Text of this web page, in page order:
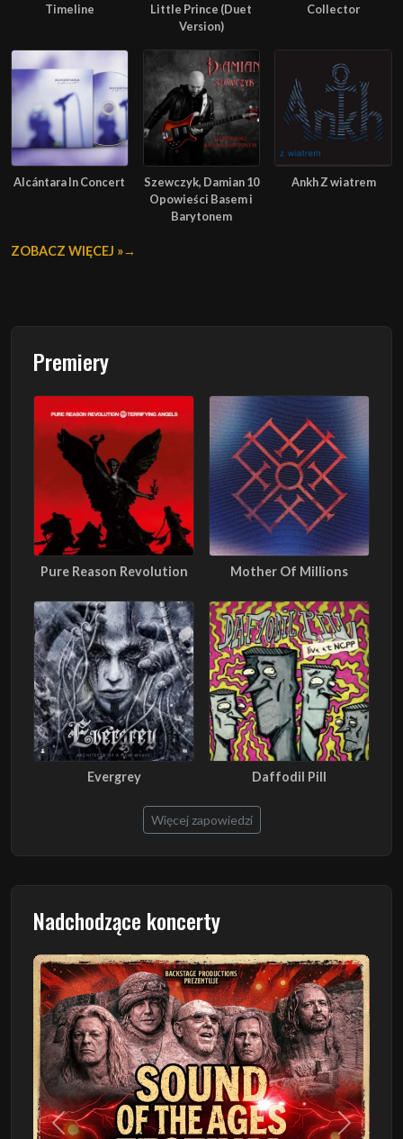
Timeline
Little Prince (Duet
Version)
Collector
Alcántara In Concert
Szewczyk, Damian 10
Opowieści Basem i
Barytonem
Ankh Z wiatrem
ZOBACZ WIĘCEJ »
Premiery
Pure Reason Revolution Mother Of Millions
Evergrey Daffodil Pill
Więcej zapowiedzi
Nadchodzące koncerty
Poprzedni Następny